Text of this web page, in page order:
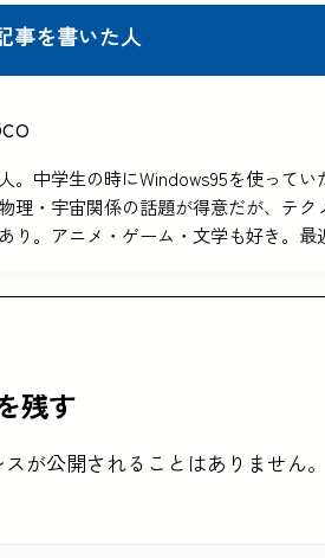
事を書いた人
。中学生の時にWindows95を使って
理・宇宙関係の話題が得意だが、テ
り。アニメ・ゲーム・文学も好き。
残す
が公開されることはありません。